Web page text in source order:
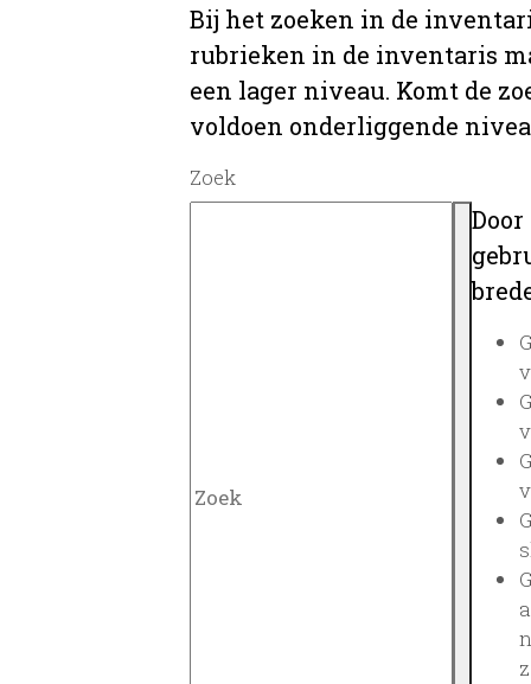
Bij het zoeken in de
rubrieken in de inventaris
een lager niveau. Komt de
voldoen onderliggende
Zoek